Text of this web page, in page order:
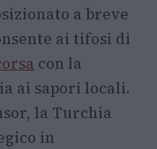
a breve
ai tifosi di
con la
ai sapori locali.
la Turchia
in